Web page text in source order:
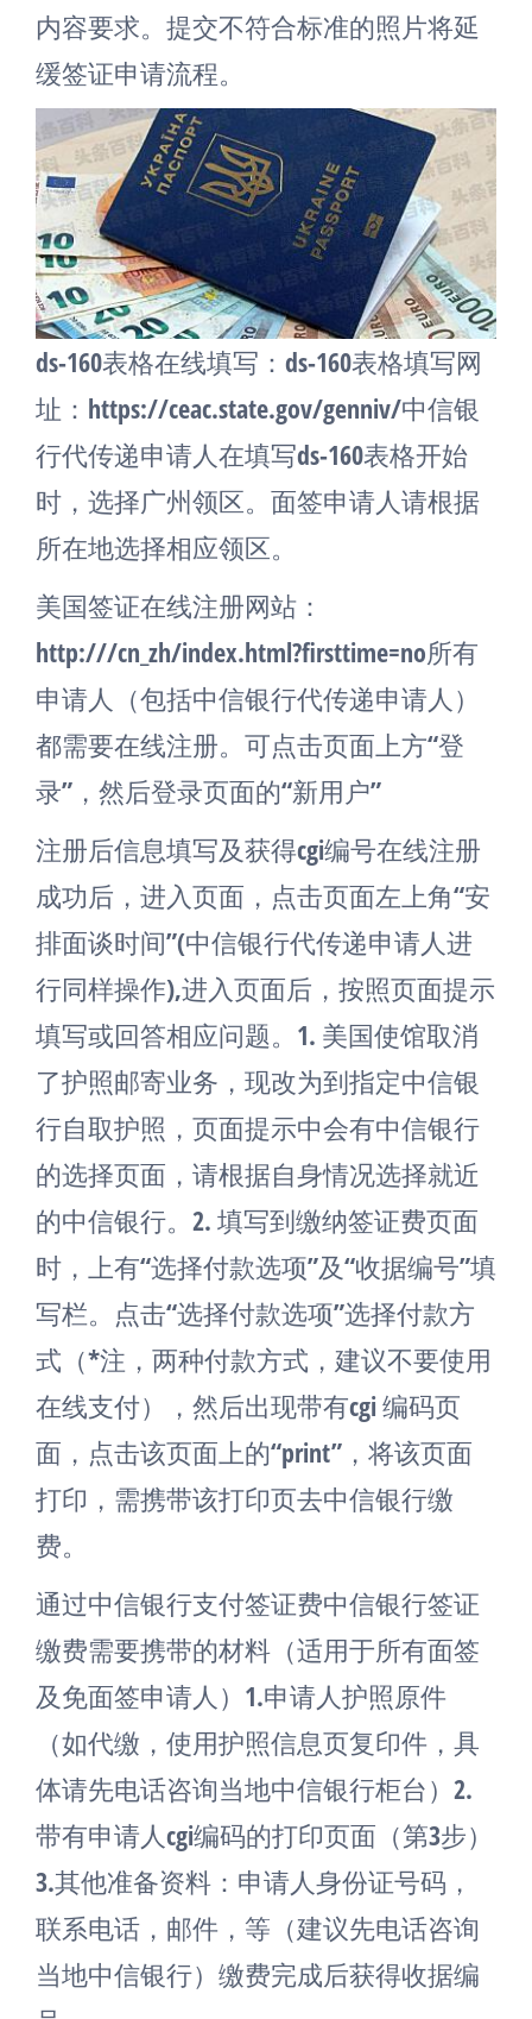
内容要求。提交不符合标准的照片将延
缓签证申请流程。
ds-160表格在线填写：ds-160表格填写网
址：https://ceac.state.gov/genniv/中信银
行代传递申请人在填写ds-160表格开始
时，选择广州领区。面签申请人请根据
所在地选择相应领区。
美国签证在线注册网站：
http:///cn_zh/index.html?firsttime=no所有
申请人（包括中信银行代传递申请人）
都需要在线注册。可点击页面上方“登
录”，然后登录页面的“新用户”
注册后信息填写及获得cgi编号在线注册
成功后，进入页面，点击页面左上角“安
排面谈时间”(中信银行代传递申请人进
行同样操作),进入页面后，按照页面提示
填写或回答相应问题。1. 美国使馆取消
了护照邮寄业务，现改为到指定中信银
行自取护照，页面提示中会有中信银行
的选择页面，请根据自身情况选择就近
的中信银行。2. 填写到缴纳签证费页面
时，上有“选择付款选项”及“收据编号”填
写栏。点击“选择付款选项”选择付款方
式（*注，两种付款方式，建议不要使用
在线支付），然后出现带有cgi 编码页
面，点击该页面上的“print”，将该页面
打印，需携带该打印页去中信银行缴
费。
通过中信银行支付签证费中信银行签证
缴费需要携带的材料（适用于所有面签
及免面签申请人）1.申请人护照原件
（如代缴，使用护照信息页复印件，具
体请先电话咨询当地中信银行柜台）2.
带有申请人cgi编码的打印页面（第3步）
3.其他准备资料：申请人身份证号码，
联系电话，邮件，等（建议先电话咨询
当地中信银行）缴费完成后获得收据编